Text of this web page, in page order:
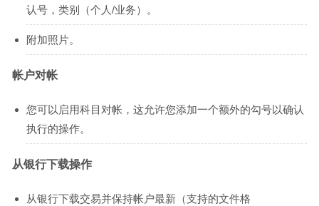
认号，类别（个人/业务）。
附加照片。
帐户对帐
您可以启用科目对帐，这允许您添加一个额外的勾号以确认
执行的操作。
从银行下载操作
从银行下载交易并保持帐户最新（支持的文件格